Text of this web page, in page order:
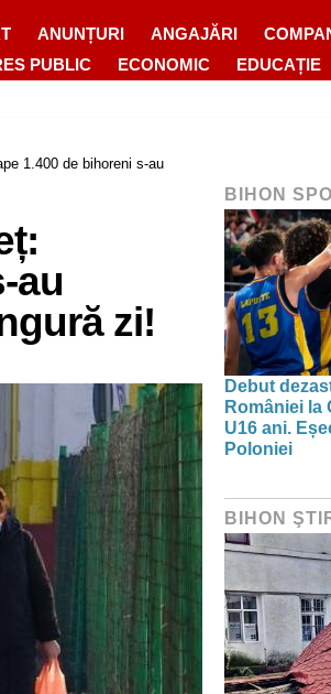
ANUNȚURI ANGAJĂRI
PUBLIC ECONOMIC EDUCAȚIE
1.400 de bihoreni s-au
au
zi!
BIHON
Debut
României la
U16 ani.
Poloniei
BIHON